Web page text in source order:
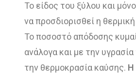
Το είδος του ξύλου και
να προσδιορισθεί η
Το ποσοστό απόδοσης
ανάλογα και με την
την θερμοκρασία καύσης. Η